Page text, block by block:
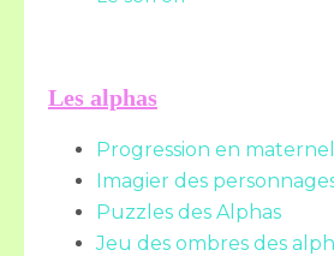
Les alphas
Progression en
Imagier des
Puzzles des Alphas
Jeu des ombres des